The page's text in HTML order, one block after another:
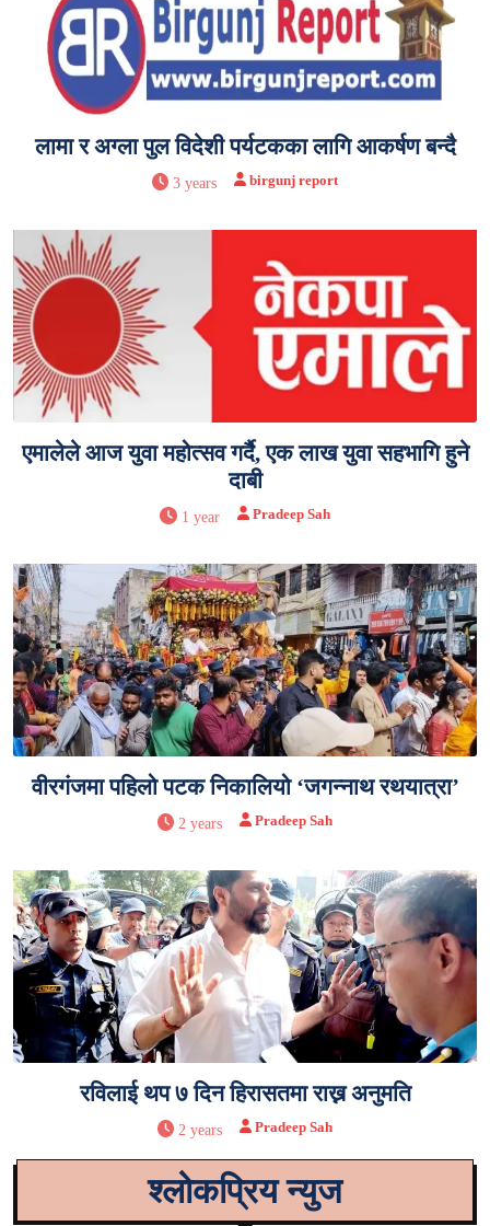
लामा र अग्ला पुल विदेशी पर्यटकका लागि आकर्षण बन्दै
3 years birgunj report
एमालेले आज युवा महोत्सव गर्दै, एक लाख युवा सहभागि हुने
दाबी
1 year Pradeep Sah
वीरगंजमा पहिलो पटक निकालियो ‘जगन्नाथ रथयात्रा’
2 years Pradeep Sah
रविलाई थप ७ दिन हिरासतमा राख्न अनुमति
2 years Pradeep Sah
श्लोकप्रिय न्युज